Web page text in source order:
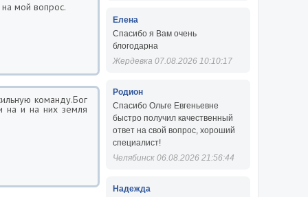
мой вопрос.
команду.Бог
на и на них земля
Елена
Спасибо я Вам очень
блогодарна
Жердевка 07.08.2026 10:10:17
Родион
Спасибо Ольге Евгеньевне
быстро получил качественный
ответ на свой вопрос, хороший
специалист!
Челябинск 06.08.2026 21:56:44
Надежда